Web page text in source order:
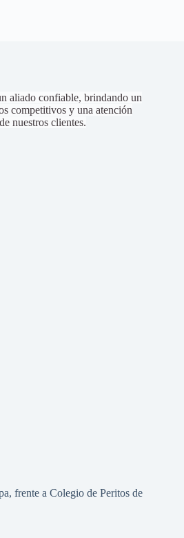
aliado confiable, brindando un
competitivos y una atención
nuestros clientes.
frente a Colegio de Peritos de